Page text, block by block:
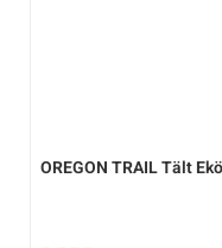
OREGON TRAILTält